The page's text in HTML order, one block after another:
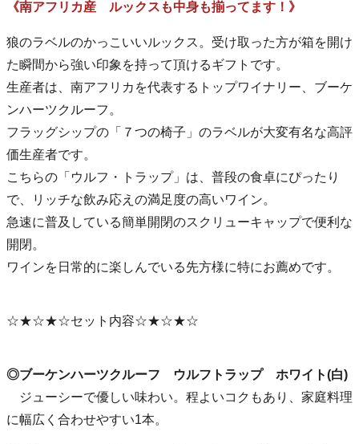
《南アフリカ産 ルックスも中身も揃ってます！》
狼のラベルのかっこいいルックス。受け取った方が箱を開け
た瞬間から強い印象を持って頂けるギフトです。
生産者は、南アフリカを代表するトップワイナリー、ブーケ
ンハーツクルーフ。
フラッグシップの「７つの椅子」のラベルが大変有名な高評
価生産者です。
こちらの「ウルフ・トラップ」は、普段の食卓にぴったり
で、リッチな飲み応えの満足度の高いワイン。
急速に普及している簡単開閉のスクリューキャップで便利な
開閉。
ワインを日常的に楽しんでいる先方様に特にお薦めです。
☆★☆★☆セット内容☆★☆★☆
◎ブーケンハーツクルーフ ウルフトラップ ホワイト(白)
ジューシーで優しい味わい。程よいコクもあり、家庭料理
に幅広く合わせやすい1本。